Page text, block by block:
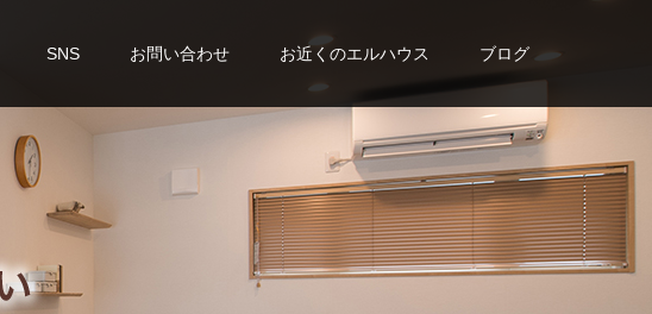
SNS お問い合わせ お近くのエルハウス ブログ